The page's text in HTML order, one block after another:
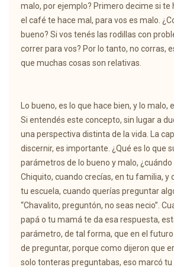
malo, por ejemplo? Primero decime si te
el café te hace mal, para vos es malo.
bueno? Si vos tenés las rodillas con
correr para vos? Por lo tanto, no corras,
que muchas cosas son relativas.
Lo bueno, es lo que hace bien, y lo malo,
Si entendés este concepto, sin lugar a
una perspectiva distinta de la vida. La
discernir, es importante. ¿Qué es lo que
parámetros de lo bueno y malo,
Chiquito, cuando crecías, en tu familia, y
tu escuela, cuando querías preguntar
“Chavalito, preguntón, no seas necio”.
papá o tu mamá te da esa respuesta,
parámetro, de tal forma, que en el
de preguntar, porque como dijeron que
solo tonteras preguntabas, eso marcó tu